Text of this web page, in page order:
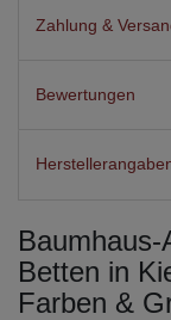
Zahlung &
Bewertungen
Betten in
Farben &